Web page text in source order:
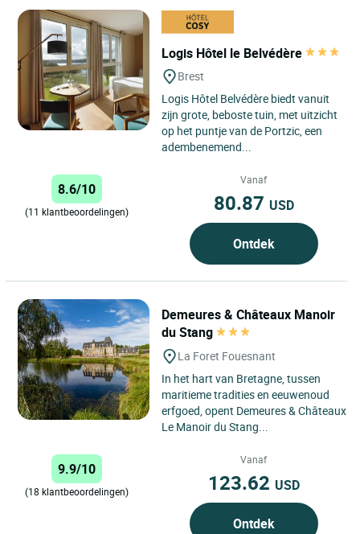
Logis Hôtel le Belvédère
Brest
Logis Hôtel Belvédère biedt vanuit
zijn grote, beboste tuin, met uitzicht
op het puntje van de Portzic, een
adembenemend...
8.6/10
(11 klantbeoordelingen)
Vanaf
80.87 USD
Ontdek
Demeures & Châteaux Manoir
du Stang
La Foret Fouesnant
In het hart van Bretagne, tussen
maritieme tradities en eeuwenoud
erfgoed, opent Demeures & Châteaux
Le Manoir du Stang...
9.9/10
(18 klantbeoordelingen)
Vanaf
123.62 USD
Ontdek